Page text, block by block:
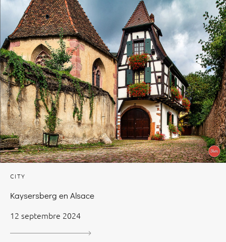
CITY
Kaysersberg en Alsace
12 septembre 2024